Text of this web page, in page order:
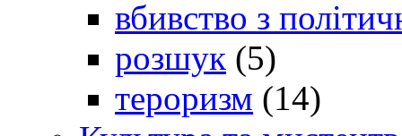
вбивство з
розшук (5)
тероризм (14)